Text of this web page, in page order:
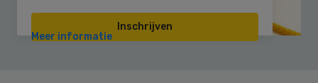
Inschrijven
Meer informatie